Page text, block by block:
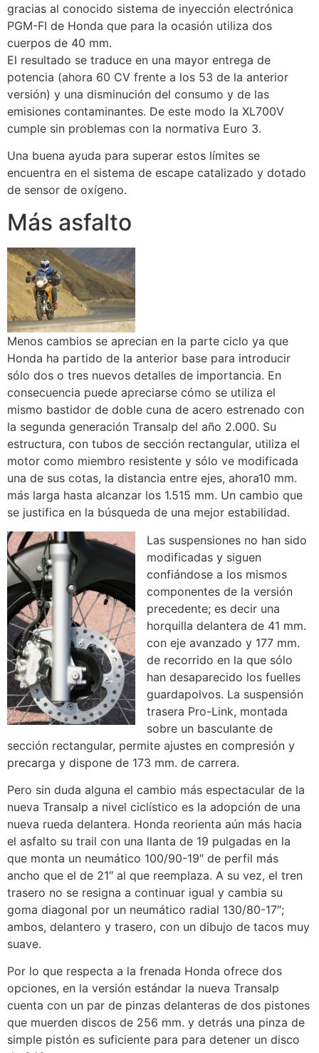
gracias al conocido sistema de inyección electrónica
PGM-FI de Honda que para la ocasión utiliza dos
cuerpos de 40 mm.
El resultado se traduce en una mayor entrega de
potencia (ahora 60 CV frente a los 53 de la anterior
versión) y una disminución del consumo y de las
emisiones contaminantes. De este modo la XL700V
cumple sin problemas con la normativa Euro 3.
Una buena ayuda para superar estos límites se
encuentra en el sistema de escape catalizado y dotado
de sensor de oxígeno.
Más asfalto
Menos cambios se aprecian en la parte ciclo ya que
Honda ha partido de la anterior base para introducir
sólo dos o tres nuevos detalles de importancia. En
consecuencia puede apreciarse cómo se utiliza el
mismo bastidor de doble cuna de acero estrenado con
la segunda generación Transalp del año 2.000. Su
estructura, con tubos de sección rectangular, utiliza el
motor como miembro resistente y sólo ve modificada
una de sus cotas, la distancia entre ejes, ahora10 mm.
más larga hasta alcanzar los 1.515 mm. Un cambio que
se justifica en la búsqueda de una mejor estabilidad.
Las suspensiones no han sido
modificadas y siguen
confiándose a los mismos
componentes de la versión
precedente; es decir una
horquilla delantera de 41 mm.
con eje avanzado y 177 mm.
de recorrido en la que sólo
han desaparecido los fuelles
guardapolvos. La suspensión
trasera Pro-Link, montada
sobre un basculante de
sección rectangular, permite ajustes en compresión y
precarga y dispone de 173 mm. de carrera.
Pero sin duda alguna el cambio más espectacular de la
nueva Transalp a nivel ciclístico es la adopción de una
nueva rueda delantera. Honda reorienta aún más hacia
el asfalto su trail con una llanta de 19 pulgadas en la
que monta un neumático 100/90-19″ de perfil más
ancho que el de 21″ al que reemplaza. A su vez, el tren
trasero no se resigna a continuar igual y cambia su
goma diagonal por un neumático radial 130/80-17″;
ambos, delantero y trasero, con un dibujo de tacos muy
suave.
Por lo que respecta a la frenada Honda ofrece dos
opciones, en la versión estándar la nueva Transalp
cuenta con un par de pinzas delanteras de dos pistones
que muerden discos de 256 mm. y detrás una pinza de
simple pistón es suficiente para para detener un disco